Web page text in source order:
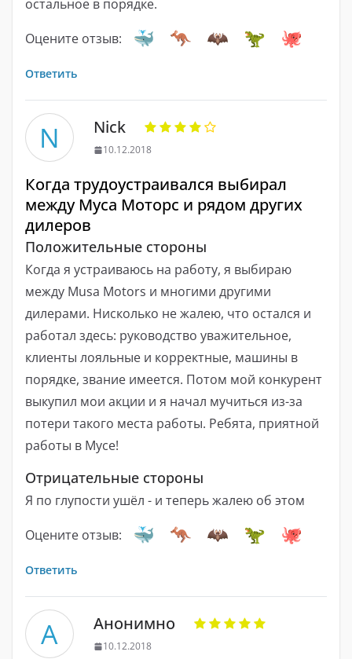
остальное в порядке.
Оцените отзыв:
Ответить
N Nick
10.12.2018
Когда трудоустраивался выбирал
между Муса Моторс и рядом других
дилеров
Положительные стороны
Когда я устраиваюсь на работу, я выбираю
между Musa Motors и многими другими
дилерами. Нисколько не жалею, что остался и
работал здесь: руководство уважительное,
клиенты лояльные и корректные, машины в
порядке, звание имеется. Потом мой конкурент
выкупил мои акции и я начал мучиться из-за
потери такого места работы. Ребята, приятной
работы в Мусе!
Отрицательные стороны
Я по глупости ушёл - и теперь жалею об этом
Оцените отзыв:
Ответить
А Анонимно
10.12.2018